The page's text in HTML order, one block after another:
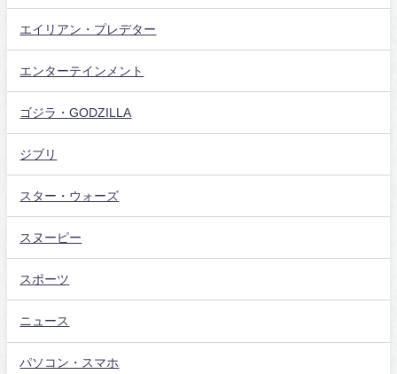
エイリアン・プレデター
エンターテインメント
ゴジラ・GODZILLA
ジブリ
スター・ウォーズ
スヌーピー
スポーツ
ニュース
パソコン・スマホ